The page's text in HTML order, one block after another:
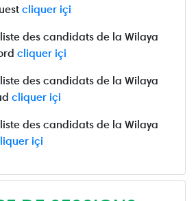
cliquer içi
des candidats de la Wilaya
cliquer içi
des candidats de la Wilaya
cliquer içi
des candidats de la Wilaya
içi